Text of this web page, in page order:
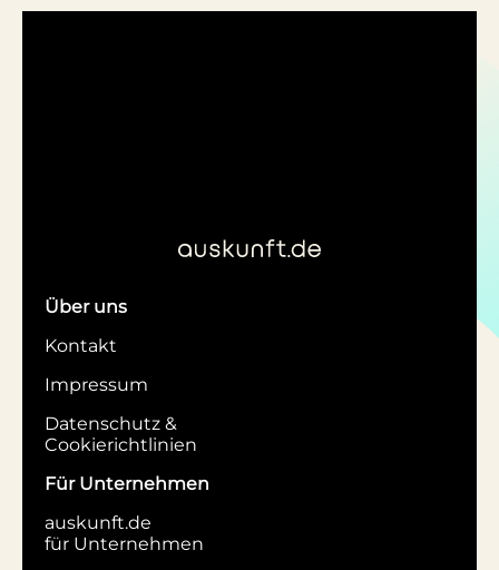
Über uns
Kontakt
Impressum
Datenschutz &
Cookierichtlinien
Für Unternehmen
auskunft.de
für Unternehmen